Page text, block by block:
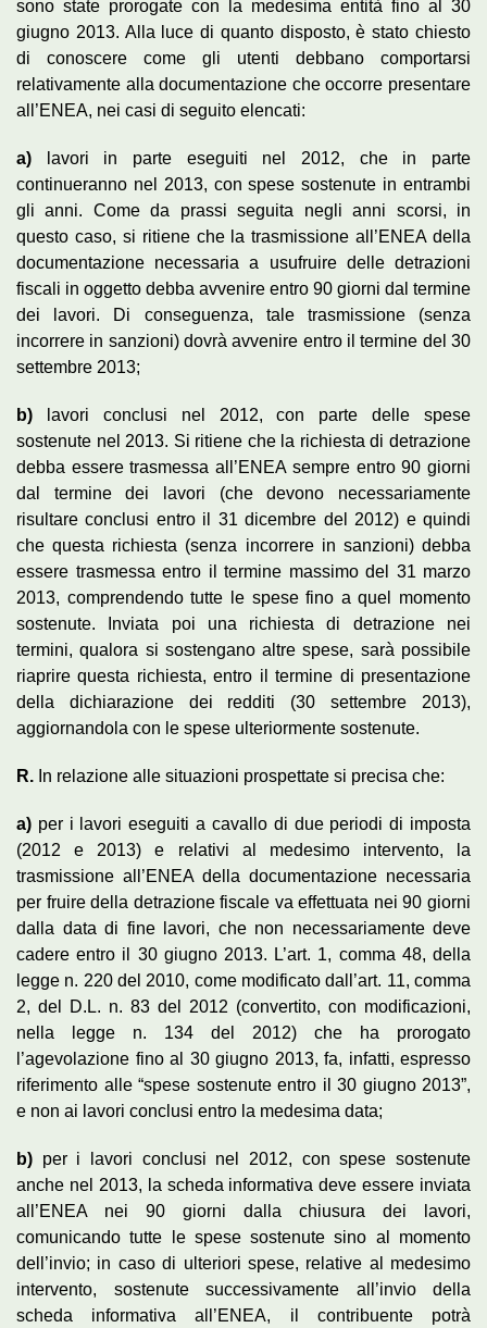
sono state prorogate con la medesima entità fino al 30
giugno 2013. Alla luce di quanto disposto, è stato chiesto
di conoscere come gli utenti debbano comportarsi
relativamente alla documentazione che occorre presentare
all’ENEA, nei casi di seguito elencati:
a) lavori in parte eseguiti nel 2012, che in parte
continueranno nel 2013, con spese sostenute in entrambi
gli anni. Come da prassi seguita negli anni scorsi, in
questo caso, si ritiene che la trasmissione all’ENEA della
documentazione necessaria a usufruire delle detrazioni
fiscali in oggetto debba avvenire entro 90 giorni dal termine
dei lavori. Di conseguenza, tale trasmissione (senza
incorrere in sanzioni) dovrà avvenire entro il termine del 30
settembre 2013;
b) lavori conclusi nel 2012, con parte delle spese
sostenute nel 2013. Si ritiene che la richiesta di detrazione
debba essere trasmessa all’ENEA sempre entro 90 giorni
dal termine dei lavori (che devono necessariamente
risultare conclusi entro il 31 dicembre del 2012) e quindi
che questa richiesta (senza incorrere in sanzioni) debba
essere trasmessa entro il termine massimo del 31 marzo
2013, comprendendo tutte le spese fino a quel momento
sostenute. Inviata poi una richiesta di detrazione nei
termini, qualora si sostengano altre spese, sarà possibile
riaprire questa richiesta, entro il termine di presentazione
della dichiarazione dei redditi (30 settembre 2013),
aggiornandola con le spese ulteriormente sostenute.
R. In relazione alle situazioni prospettate si precisa che:
a) per i lavori eseguiti a cavallo di due periodi di imposta
(2012 e 2013) e relativi al medesimo intervento, la
trasmissione all’ENEA della documentazione necessaria
per fruire della detrazione fiscale va effettuata nei 90 giorni
dalla data di fine lavori, che non necessariamente deve
cadere entro il 30 giugno 2013. L’art. 1, comma 48, della
legge n. 220 del 2010, come modificato dall’art. 11, comma
2, del D.L. n. 83 del 2012 (convertito, con modificazioni,
nella legge n. 134 del 2012) che ha prorogato
l’agevolazione fino al 30 giugno 2013, fa, infatti, espresso
riferimento alle “spese sostenute entro il 30 giugno 2013”,
e non ai lavori conclusi entro la medesima data;
b) per i lavori conclusi nel 2012, con spese sostenute
anche nel 2013, la scheda informativa deve essere inviata
all’ENEA nei 90 giorni dalla chiusura dei lavori,
comunicando tutte le spese sostenute sino al momento
dell’invio; in caso di ulteriori spese, relative al medesimo
intervento, sostenute successivamente all’invio della
scheda informativa all’ENEA, il contribuente potrà